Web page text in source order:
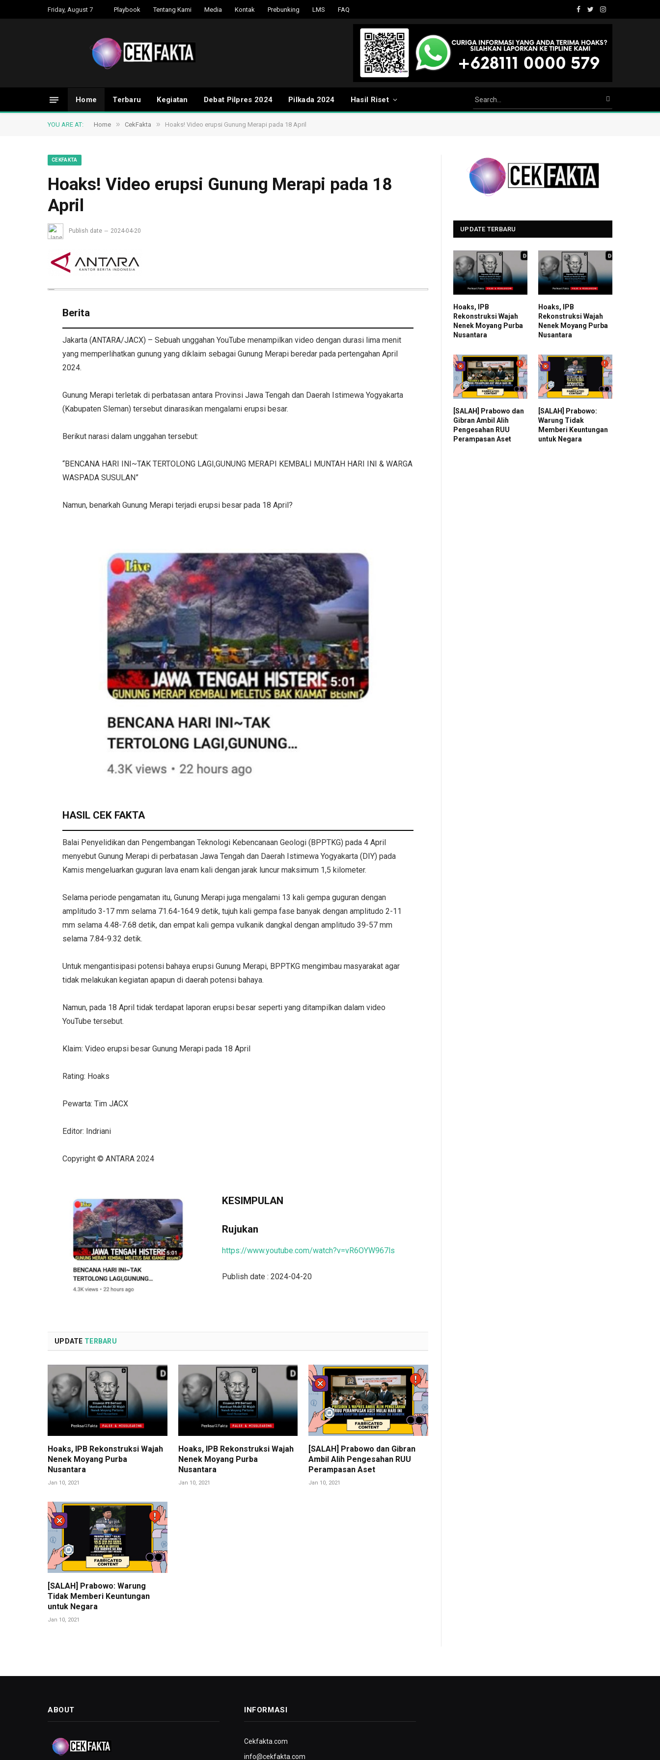
Friday, August 7 Playbook Tentang Kami Media Kontak Prebunking LMS FAQ
Facebook
TwitterInstagram
Home Terbaru Kegiatan Debat Pilpres 2024 Pilkada 2024 Hasil Riset
YOU ARE AT: Home » CekFakta » Hoaks! Video erupsi Gunung Merapi pada 18 April
CEKFAKTA
Hoaks! Video erupsi Gunung Merapi pada 18
April
Publish date 2024-04-20
Berita
Jakarta (ANTARA/JACX) – Sebuah unggahan YouTube menampilkan video dengan durasi lima menit
yang memperlihatkan gunung yang diklaim sebagai Gunung Merapi beredar pada pertengahan April
2024.
Gunung Merapi terletak di perbatasan antara Provinsi Jawa Tengah dan Daerah Istimewa Yogyakarta
(Kabupaten Sleman) tersebut dinarasikan mengalami erupsi besar.
Berikut narasi dalam unggahan tersebut:
“BENCANA HARI INI~TAK TERTOLONG LAGI,GUNUNG MERAPI KEMBALI MUNTAH HARI INI & WARGA
WASPADA SUSULAN”
Namun, benarkah Gunung Merapi terjadi erupsi besar pada 18 April?
HASIL CEK FAKTA
Balai Penyelidikan dan Pengembangan Teknologi Kebencanaan Geologi (BPPTKG) pada 4 April
menyebut Gunung Merapi di perbatasan Jawa Tengah dan Daerah Istimewa Yogyakarta (DIY) pada
Kamis mengeluarkan guguran lava enam kali dengan jarak luncur maksimum 1,5 kilometer.
Selama periode pengamatan itu, Gunung Merapi juga mengalami 13 kali gempa guguran dengan
amplitudo 3-17 mm selama 71.64-164.9 detik, tujuh kali gempa fase banyak dengan amplitudo 2-11
mm selama 4.48-7.68 detik, dan empat kali gempa vulkanik dangkal dengan amplitudo 39-57 mm
selama 7.84-9.32 detik.
Untuk mengantisipasi potensi bahaya erupsi Gunung Merapi, BPPTKG mengimbau masyarakat agar
tidak melakukan kegiatan apapun di daerah potensi bahaya.
Namun, pada 18 April tidak terdapat laporan erupsi besar seperti yang ditampilkan dalam video
YouTube tersebut.
Klaim: Video erupsi besar Gunung Merapi pada 18 April
Rating: Hoaks
Pewarta: Tim JACX
Editor: Indriani
Copyright © ANTARA 2024
KESIMPULAN
Rujukan
https://www.youtube.com/watch?v=vR6OYW967ls
Publish date : 2024-04-20
UPDATE TERBARU
Hoaks, IPB Rekonstruksi Wajah
Nenek Moyang Purba
Nusantara
Jan 10, 2021
Hoaks, IPB Rekonstruksi Wajah
Nenek Moyang Purba
Nusantara
Jan 10, 2021
[SALAH] Prabowo dan Gibran
Ambil Alih Pengesahan RUU
Perampasan Aset
Jan 10, 2021
[SALAH] Prabowo: Warung
Tidak Memberi Keuntungan
untuk Negara
Jan 10, 2021
UPDATE TERBARU
Hoaks, IPB
Rekonstruksi Wajah
Nenek Moyang Purba
Nusantara
Hoaks, IPB
Rekonstruksi Wajah
Nenek Moyang Purba
Nusantara
[SALAH] Prabowo dan
Gibran Ambil Alih
Pengesahan RUU
Perampasan Aset
[SALAH] Prabowo:
Warung Tidak
Memberi Keuntungan
untuk Negara
ABOUT INFORMASI
Cekfakta.com
info@cekfakta.com